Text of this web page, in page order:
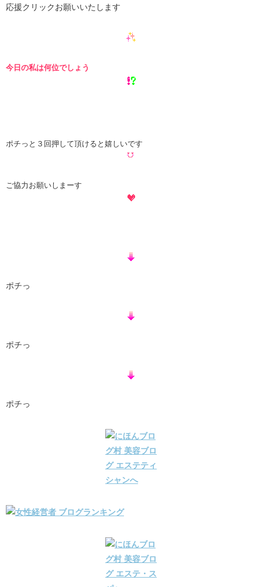
応援クリックお願いいたします
今日の私は何位でしょう
ポチっと３回押して頂けると嬉しいです
ご協力お願いしまーす
ポチっ
ポチっ
ポチっ